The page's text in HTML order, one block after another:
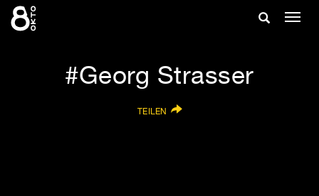
Zum
Inhalt
Suche
Georg Strasser
TEILEN